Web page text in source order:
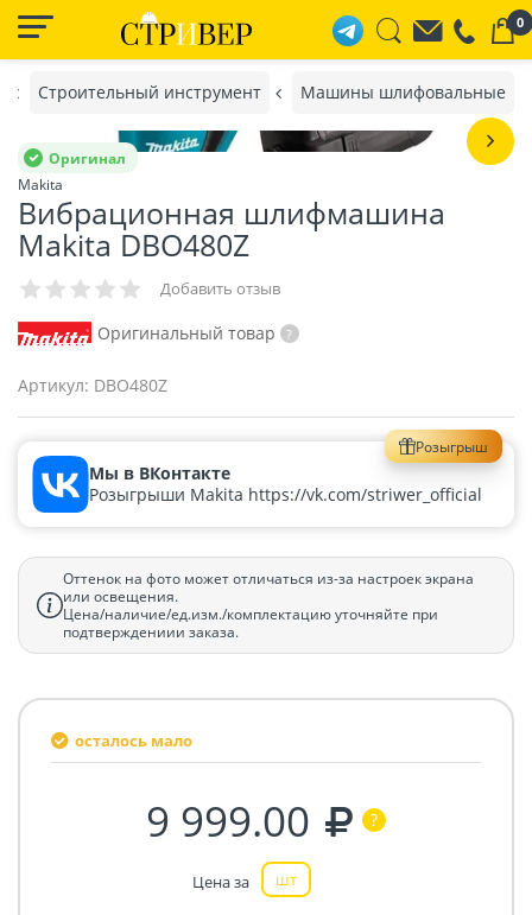
0
Строительный инструмент Машины шлифовальные
Оригинал
Makita
Вибрационная шлифмашина
Makita DBO480Z
Добавить отзыв
Оригинальный товар
Артикул: DBO480Z
Розыгрыш
Мы в ВКонтакте
Розыгрыши Makita https://vk.com/striwer_official
Оттенок на фото может отличаться из-за настроек экрана
или освещения.
Цена/наличие/ед.изм./комплектацию уточняйте при
подтверждениии заказа.
осталось мало
9 999.00
Цена за шт